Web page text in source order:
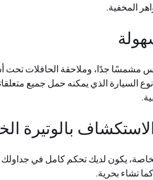
المخفية.
مشمسًا جدًا، وملاحقة الحافلات تحت
نوع السيارة الذي يمكنه حمل جميع
بالوتيرة
يكون لديك تحكم كامل في
تشاء بحرية.